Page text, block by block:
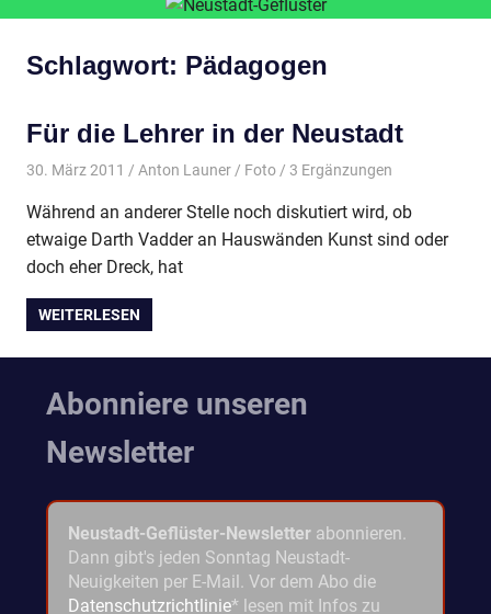
Schlagwort: Pädagogen
Für die Lehrer in der Neustadt
30. März 2011 Anton Launer Foto/ 3 Ergänzungen
Während an anderer Stelle noch diskutiert wird, ob
etwaige Darth Vadder an Hauswänden Kunst sind oder
doch eher Dreck, hat
WEITERLESEN
Abonniere unseren
Newsletter
Neustadt-Geflüster-Newsletter abonnieren.
Dann gibt's jeden Sonntag Neustadt-
Neuigkeiten per E-Mail. Vor dem Abo die
Datenschutzrichtlinie* lesen mit Infos zu